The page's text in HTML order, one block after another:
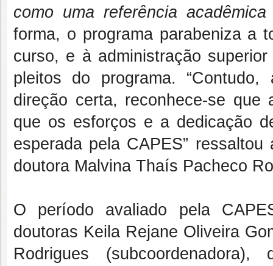
como uma referência
forma, o programa parabeniza a
curso, e à administração
pleitos do programa.
direção certa, reconhece-se
que os esforços e a dedicação
esperada pela CAPES”
doutora Malvina Thaís Pacheco
O período avaliado pela
doutoras Keila Rejane Oliveira
Rodrigues